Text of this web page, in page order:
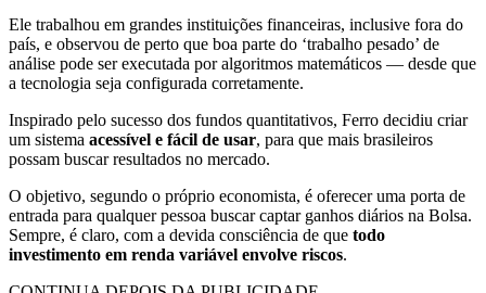
Ele trabalhou em grandes instituições financeiras, inclusive fora do
país, e observou de perto que boa parte do ‘trabalho pesado’ de
análise pode ser executada por algoritmos matemáticos — desde que
a tecnologia seja configurada corretamente.
Inspirado pelo sucesso dos fundos quantitativos, Ferro decidiu criar
um sistema acessível e fácil de usar, para que mais brasileiros
possam buscar resultados no mercado.
O objetivo, segundo o próprio economista, é oferecer uma porta de
entrada para qualquer pessoa buscar captar ganhos diários na Bolsa.
Sempre, é claro, com a devida consciência de que todo
investimento em renda variável envolve riscos.